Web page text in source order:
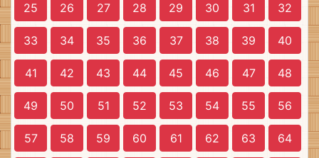
25 26 27 28 29 30 31 32
33 34 35 36 37 38 39 40
41 42 43 44 45 46 47 48
49 50 51 52 53 54 55 56
57 58 59 60 61 62 63 64